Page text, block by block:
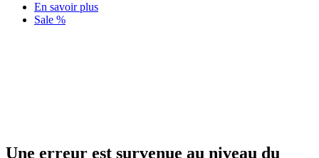
En savoir plus
Sale %
Une erreur est survenue au niveau du